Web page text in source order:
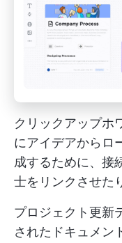
クリックアップホ
にアイデアからロ
成するために、接
士をリンクさせた
プロジェクト更新
されたドキュメン